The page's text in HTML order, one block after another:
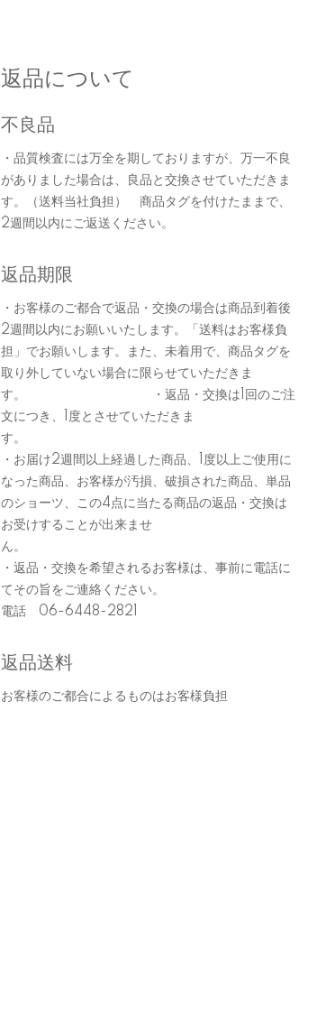
返品について
不良品
・品質検査には万全を期しておりますが、万一不良
がありました場合は、良品と交換させていただきま
す。（送料当社負担） 商品タグを付けたままで、
2週間以内にご返送ください。
返品期限
・お客様のご都合で返品・交換の場合は商品到着後
2週間以内にお願いいたします。「送料はお客様負
担」でお願いします。また、未着用で、商品タグを
取り外していない場合に限らせていただきま
す。 ・返品・交換は1回のご注
文につき、1度とさせていただきま
す。
・お届け2週間以上経過した商品、1度以上ご使用に
なった商品、お客様が汚損、破損された商品、単品
のショーツ、この4点に当たる商品の返品・交換は
お受けすることが出来ませ
ん。
・返品・交換を希望されるお客様は、事前に電話に
てその旨をご連絡ください。
電話 06-6448-2821
返品送料
お客様のご都合によるものはお客様負担